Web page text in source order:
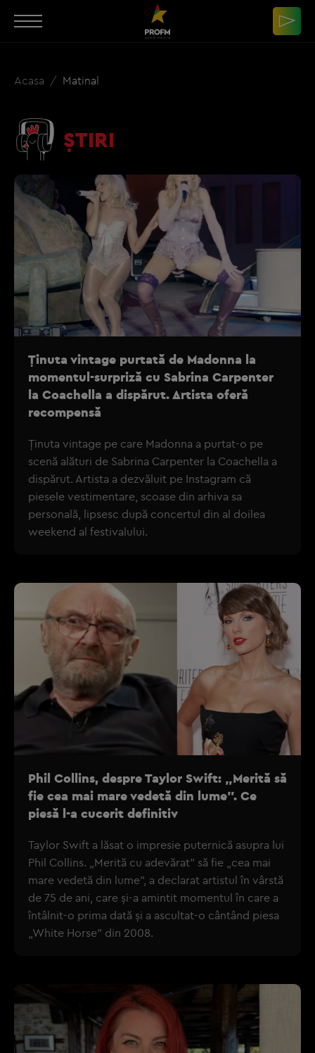
Acasa Matinal
ȘTIRI
Ținuta vintage purtată de Madonna la
momentul-surpriză cu Sabrina Carpenter
la Coachella a dispărut. Artista oferă
recompensă
Ținuta vintage pe care Madonna a purtat-o pe
scenă alături de Sabrina Carpenter la Coachella a
dispărut. Artista a dezvăluit pe Instagram că
piesele vestimentare, scoase din arhiva sa
personală, lipsesc după concertul din al doilea
weekend al festivalului.
Phil Collins, despre Taylor Swift: „Merită să
fie cea mai mare vedetă din lume”. Ce
piesă l-a cucerit definitiv
Taylor Swift a lăsat o impresie puternică asupra lui
Phil Collins. „Merită cu adevărat” să fie „cea mai
mare vedetă din lume”, a declarat artistul în vârstă
de 75 de ani, care și-a amintit momentul în care a
întâlnit-o prima dată și a ascultat-o cântând piesa
„White Horse” din 2008.